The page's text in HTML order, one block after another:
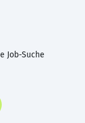
Job-Suche